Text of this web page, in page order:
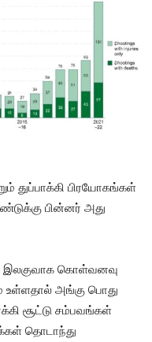
துப்பாக்கி பிரயோகங்கள்
பின்னர் அது
இலகுவாக கொள்வனவு
உள்ளதால் அங்கு பொது
சூட்டு சம்பவங்கள்
தொடாந்து